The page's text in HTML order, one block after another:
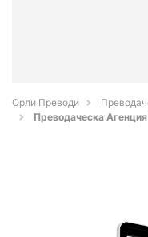
Орли Преводи
Преводаческа